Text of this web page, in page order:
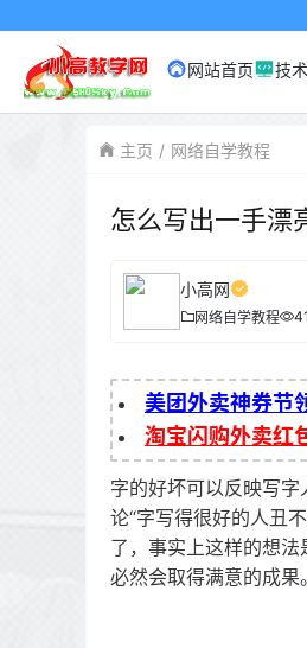
网站首页 技
主页 网络自学教程
怎么写出一手漂
小高网
网络自学教程 41
美团外卖神券节
淘宝闪购外卖红
字的好坏可以反映写
论“字写得很好的人丑
了，事实上这样的想
必然会取得满意的成果。